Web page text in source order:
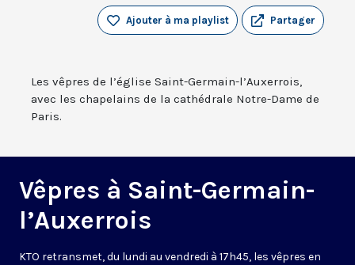
Partager
Ajouter à ma playlist
Les vêpres de l’église Saint-Germain-l’Auxerrois,
avec les chapelains de la cathédrale Notre-Dame de
Paris.
Vêpres à Saint-Germain-
l’Auxerrois
KTO retransmet, du lundi au vendredi à 17h45, les vêpres en